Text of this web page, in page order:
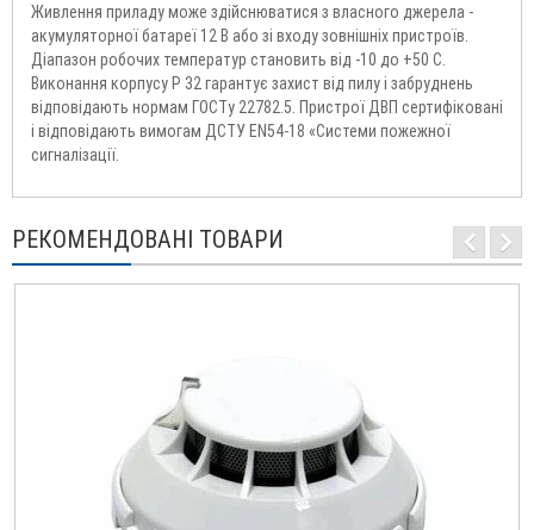
Живлення приладу може здійснюватися з власного джерела -
акумуляторної батареї 12 В або зі входу зовнішніх пристроїв.
Діапазон робочих температур становить від -10 до +50 С.
Виконання корпусу P 32 гарантує захист від пилу і забруднень
відповідають нормам ГОСТу 22782.5. Пристрої ДВП сертифіковані
і відповідають вимогам ДСТУ EN54-18 «Системи пожежної
сигналізації.
РЕКОМЕНДОВАНІ ТОВАРИ